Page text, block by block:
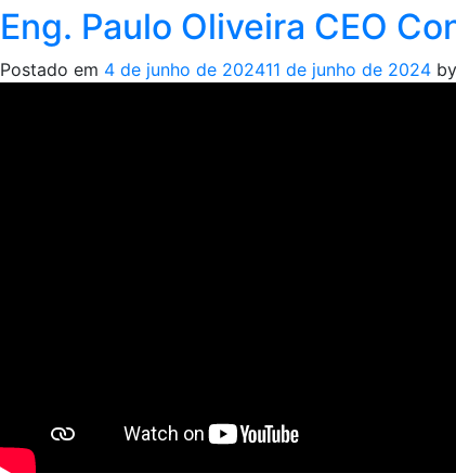
Eng. Paulo Oliveira CEO
Postado em 4 de junho de 202411 de junho de 2024 by